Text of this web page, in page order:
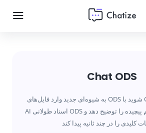
Chat ODS
به شیوه‌ای جدید وارد فایل‌های ODS شوید با Chatize. اجازه دهید
AI اسناد طولانی ODS را خلاصه کند، مفاهیم پیچیده را توضیح دهد و